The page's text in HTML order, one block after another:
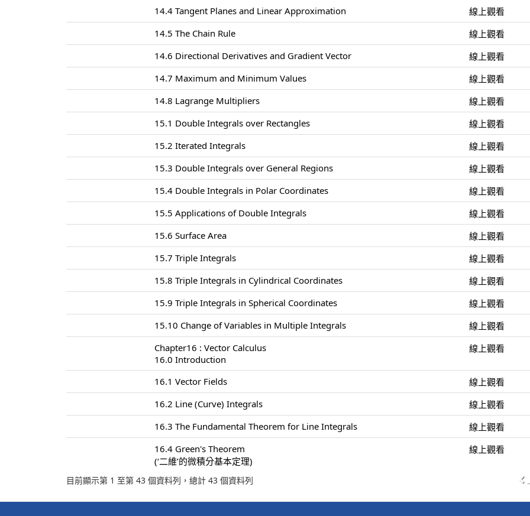
14.4 Tangent Planes and Linear Approximation
線上觀看
14.5 The Chain Rule
線上觀看
14.6 Directional Derivatives and Gradient Vector
線上觀看
14.7 Maximum and Minimum Values
線上觀看
14.8 Lagrange Multipliers
線上觀看
15.1 Double Integrals over Rectangles
線上觀看
15.2 Iterated Integrals
線上觀看
15.3 Double Integrals over General Regions
線上觀看
15.4 Double Integrals in Polar Coordinates
線上觀看
15.5 Applications of Double Integrals
線上觀看
15.6 Surface Area
線上觀看
15.7 Triple Integrals
線上觀看
15.8 Triple Integrals in Cylindrical Coordinates
線上觀看
15.9 Triple Integrals in Spherical Coordinates
線上觀看
15.10 Change of Variables in Multiple Integrals
線上觀看
Chapter16 : Vector Calculus
16.0 Introduction
線上觀看
16.1 Vector Fields
線上觀看
16.2 Line (Curve) Integrals
線上觀看
16.3 The Fundamental Theorem for Line Integrals
線上觀看
16.4 Green's Theorem
(‘二維’的微積分基本定理)
線上觀看
目前顯示第 1 至第 43 個資料列，總計 43 個資料列